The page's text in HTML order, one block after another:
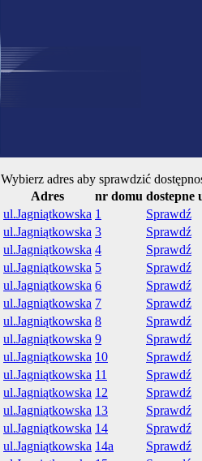
Wybierz adres aby sprawdzić
Adres
nr domu dostepne
ul.Jagniątkowska 1
Sprawdź
ul.Jagniątkowska 3
Sprawdź
ul.Jagniątkowska 4
Sprawdź
ul.Jagniątkowska 5
Sprawdź
ul.Jagniątkowska 6
Sprawdź
ul.Jagniątkowska 7
Sprawdź
ul.Jagniątkowska 8
Sprawdź
ul.Jagniątkowska 9
Sprawdź
ul.Jagniątkowska 10
Sprawdź
ul.Jagniątkowska 11
Sprawdź
ul.Jagniątkowska 12
Sprawdź
ul.Jagniątkowska 13
Sprawdź
ul.Jagniątkowska 14
Sprawdź
ul.Jagniątkowska 14a
Sprawdź